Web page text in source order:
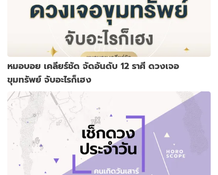
หมอบอย เคลียร์ชัด จัดอันดับ 12 ราศี ดวงเจอ
ขุมทรัพย์ จับอะไรก็เฮง